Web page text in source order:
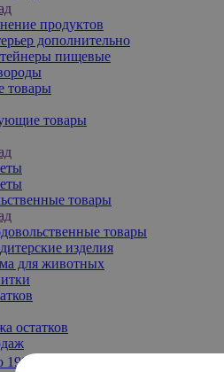
продуктов
дополнительно
пищевые
товары
товары
товары
товары
изделия
для животных
остатков